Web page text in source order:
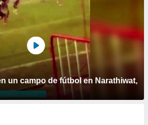
un campo de fútbol en Narathiwat,